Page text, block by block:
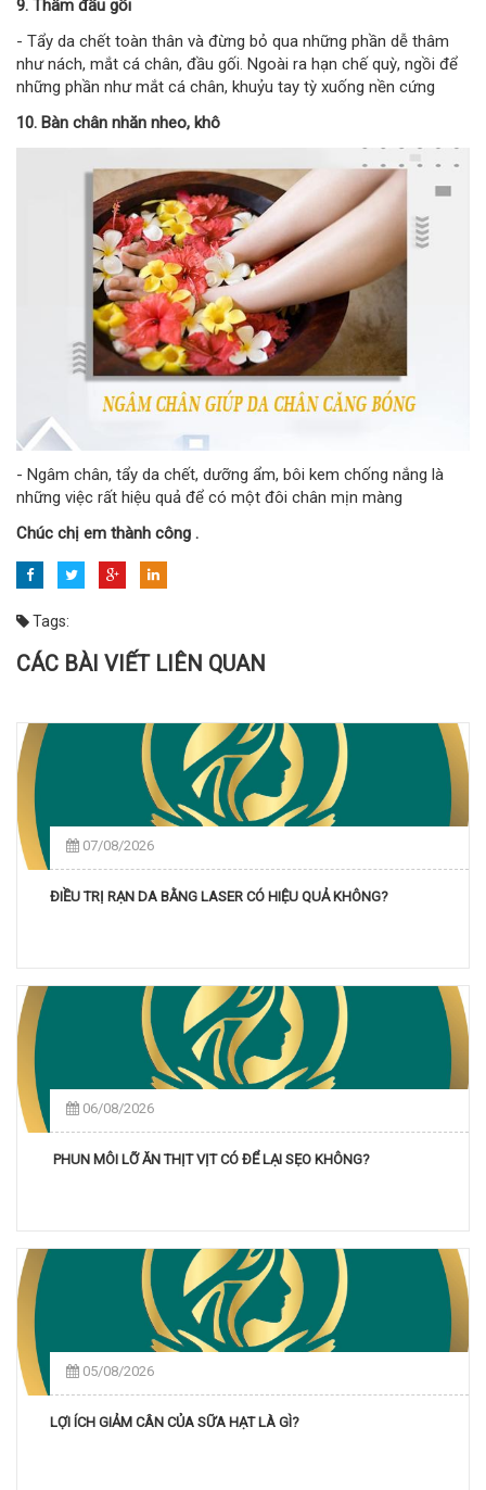
9. Thâm đầu gối
- Tẩy da chết toàn thân và đừng bỏ qua những phần dễ thâm
như nách, mắt cá chân, đầu gối. Ngoài ra hạn chế quỳ, ngồi để
những phần như mắt cá chân, khuỷu tay tỳ xuống nền cứng
10. Bàn chân nhăn nheo, khô
- Ngâm chân, tẩy da chết, dưỡng ẩm, bôi kem chống nắng là
những việc rất hiệu quả để có một đôi chân mịn màng
Chúc chị em thành công .
Tags:
CÁC BÀI VIẾT LIÊN QUAN
07/08/2026
ĐIỀU TRỊ RẠN DA BẰNG LASER CÓ HIỆU QUẢ KHÔNG?
06/08/2026
PHUN MÔI LỠ ĂN THỊT VỊT CÓ ĐỂ LẠI SẸO KHÔNG?
05/08/2026
LỢI ÍCH GIẢM CÂN CỦA SỮA HẠT LÀ GÌ?